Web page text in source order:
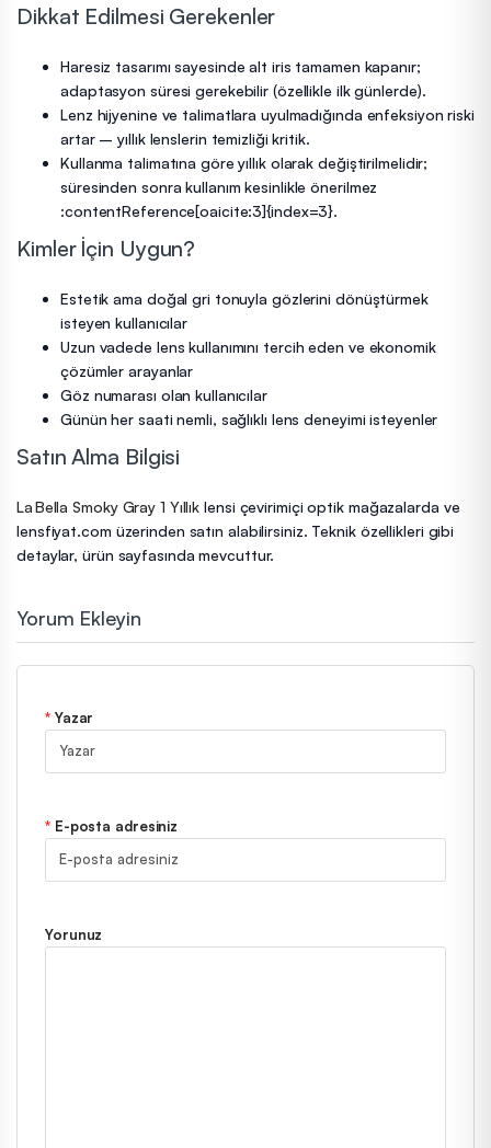
Dikkat Edilmesi Gerekenler
Haresiz tasarımı sayesinde alt iris tamamen kapanır;
adaptasyon süresi gerekebilir (özellikle ilk günlerde).
Lenz hijyenine ve talimatlara uyulmadığında enfeksiyon riski
artar – yıllık lenslerin temizliği kritik.
Kullanma talimatına göre yıllık olarak değiştirilmelidir;
süresinden sonra kullanım kesinlikle önerilmez
:contentReference[oaicite:3]{index=3}.
Kimler İçin Uygun?
Estetik ama doğal gri tonuyla gözlerini dönüştürmek
isteyen kullanıcılar
Uzun vadede lens kullanımını tercih eden ve ekonomik
çözümler arayanlar
Göz numarası olan kullanıcılar
Günün her saati nemli, sağlıklı lens deneyimi isteyenler
Satın Alma Bilgisi
La Bella Smoky Gray 1 Yıllık lensi çevirimiçi optik mağazalarda ve
lensfiyat.com üzerinden satın alabilirsiniz. Teknik özellikleri gibi
detaylar, ürün sayfasında mevcuttur.
Yorum Ekleyin
Yazar
E-posta adresiniz
Yorunuz